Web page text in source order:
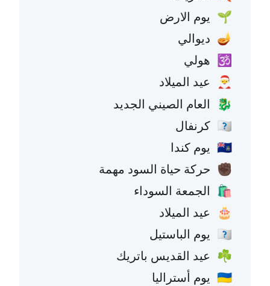
🌱 يوم الارض
🪔 ديوالي
🕉️ هولي
🎅 عيد الميلاد
🐉 العام الصيني الجديد
🇧🇷 كرنفال
🇨🇦 يوم كندا
✊🏿 حركة حياة السود مهمة
🛍️ الجمعة السوداء
🎂 عيد الميلاد
🇫🇷 يوم الباستيل
☘️ عيد القديس باتريك
🇦🇺 يوم أستراليا